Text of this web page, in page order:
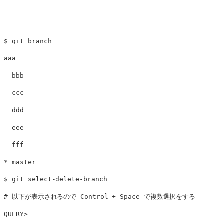
$ git branch
aaa
  bbb
  ccc
  ddd
  eee
*
$ git select -delete-branch
# 以下が表示されるので Control + Space で複数選択をする
QUERY>